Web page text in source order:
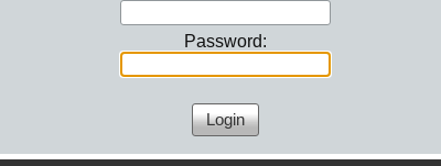
Password: